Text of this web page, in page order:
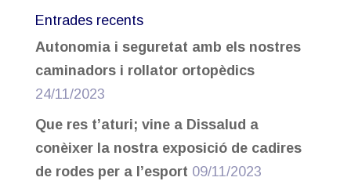
Entrades recents
Autonomia i seguretat amb els nostres
caminadors i rollator ortopèdics
24/11/2023
Que res t’aturi; vine a Dissalud a
conèixer la nostra exposició de cadires
de rodes per a l’esport 09/11/2023